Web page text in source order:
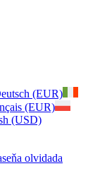
(EUR)
(EUR)
(USD)
olvidada